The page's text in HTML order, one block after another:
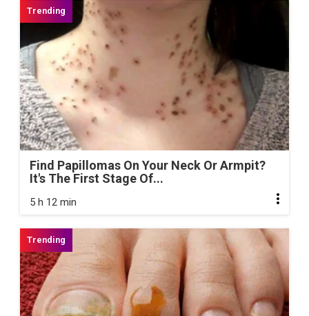
Find Papillomas On Your Neck Or Armpit?
It's The First Stage Of...
5 h 12 min